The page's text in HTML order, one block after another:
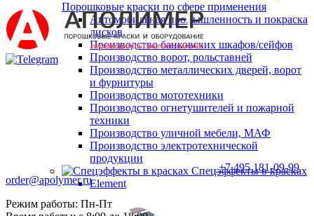
Порошковые краски по сфере применения
Автомобильная промышленность и покраска
дисков
Производство банковских шкафов/сейфов
Производство ворот, рольставней
Производство металлических дверей, ворот
и фурнитуры
Производство мототехники
Производство огнетушителей и пожарной
техники
Производство уличной мебели, МАФ
Производство электротехнической
продукции
Спецэффекты в красках
Element
+7 495 181-09-99
order@apolymer.ru
Режим работы: Пн-Пт